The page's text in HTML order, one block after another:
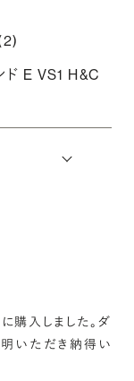
E VS1 H&C
購入しました。ダ
いただき納得い